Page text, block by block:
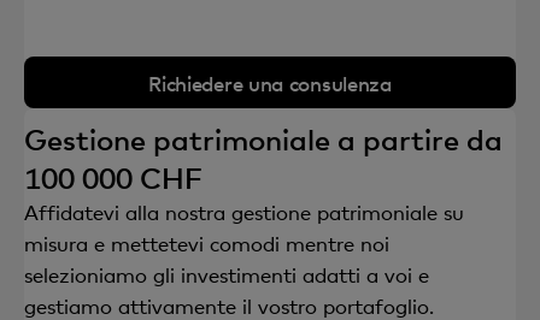
Richiedere una consulenza
Gestione patrimoniale a partire da
100 000 CHF
Affidatevi alla nostra gestione patrimoniale su
misura e mettetevi comodi mentre noi
selezioniamo gli investimenti adatti a voi e
gestiamo attivamente il vostro portafoglio.